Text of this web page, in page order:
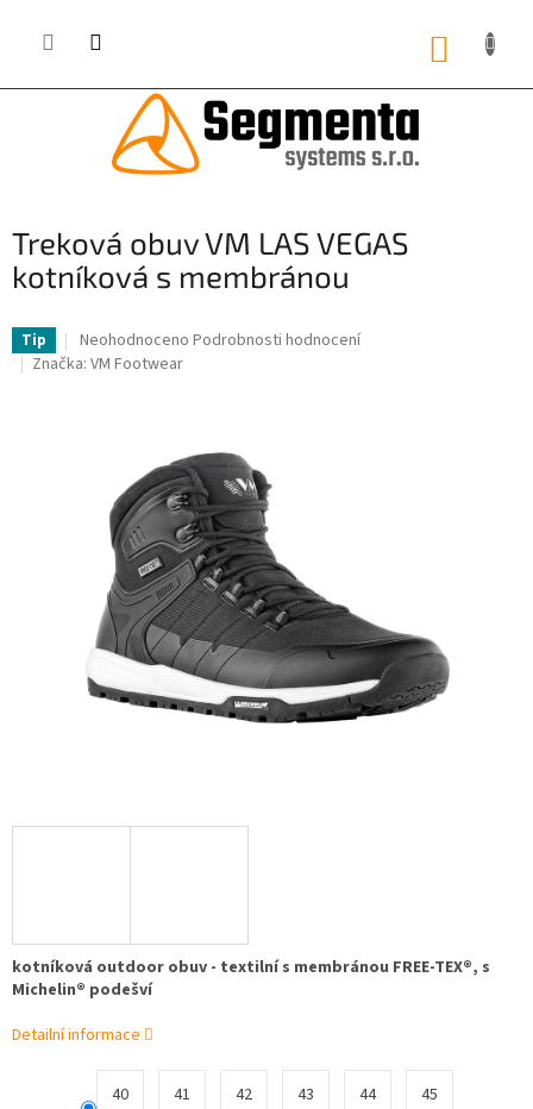
Treková obuv VM LAS VEGAS
kotníková s membránou
Tip
Průměrné
hodnocení
hvězdiček.
Neohodnoceno Podrobnosti hodnocení
Značka: VM Footwear
40 41 42 43 44 45
kotníková outdoor obuv - textilní s membránou FREE-TEX®, s
Michelin® podešví
Detailní informace